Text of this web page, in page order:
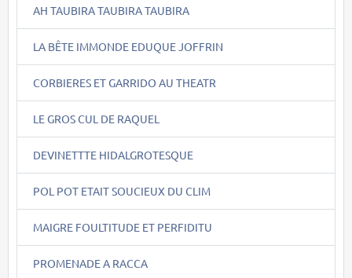
AH TAUBIRA TAUBIRA TAUBIRA
LA BÊTE IMMONDE EDUQUE JOFFRIN
CORBIERES ET GARRIDO AU THEATR
LE GROS CUL DE RAQUEL
DEVINETTTE HIDALGROTESQUE
POL POT ETAIT SOUCIEUX DU CLIM
MAIGRE FOULTITUDE ET PERFIDITU
PROMENADE A RACCA